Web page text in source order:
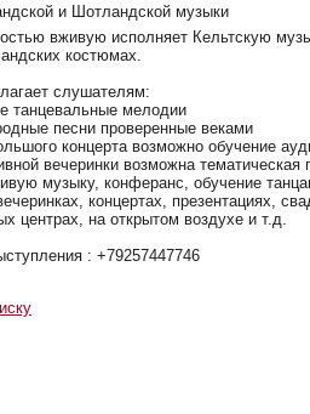
и Шотландской музыки
вживую исполняет Кельтскую
костюмах.
слушателям:
танцевальные мелодии
песни проверенные веками
концерта возможно обучение
вечеринки возможна
музыку, конферанс, обучение
концертах, презентациях,
центрах, на открытом воздухе и т.д.
: +79257447746